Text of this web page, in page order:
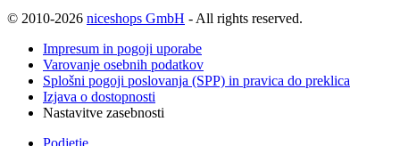
© 2010-2026 niceshops GmbH - All rights reserved.
Impresum in pogoji uporabe
Varovanje osebnih podatkov
Splošni pogoji poslovanja (SPP) in pravica do preklica
Izjava o dostopnosti
Nastavitve zasebnosti